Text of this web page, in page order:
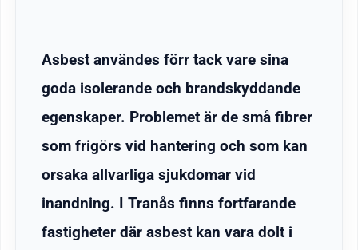
Asbest användes förr tack vare sina
goda isolerande och brandskyddande
egenskaper. Problemet är de små fibrer
som frigörs vid hantering och som kan
orsaka allvarliga sjukdomar vid
inandning. I Tranås finns fortfarande
fastigheter där asbest kan vara dolt i